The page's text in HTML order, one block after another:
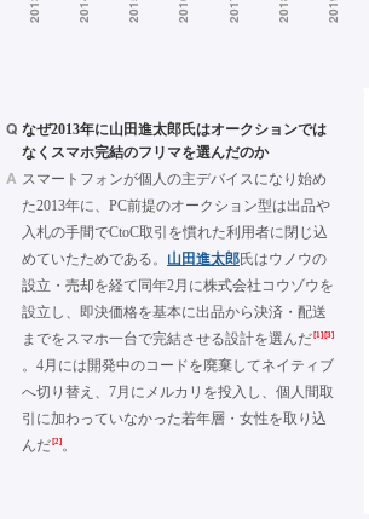
Q なぜ2013年に山田進太郎氏はオークションでは
なくスマホ完結のフリマを選んだのか
A スマートフォンが個人の主デバイスになり始め
た2013年に、PC前提のオークション型は出品や
入札の手間でCtoC取引を慣れた利用者に閉じ込
めていたためである。 山田進太郎氏はウノウの
設立・売却を経て同年2月に株式会社コウゾウを
設立し、即決価格を基本に出品から決済・配送
までをスマホ一台で完結させる設計を選んだ[1][3]
。4月には開発中のコードを廃棄してネイティブ
へ切り替え、7月にメルカリを投入し、個人間取
引に加わっていなかった若年層・女性を取り込
んだ[2]。